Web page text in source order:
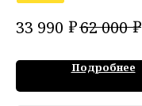
33 990 ₽62 000 ₽
Подробнее